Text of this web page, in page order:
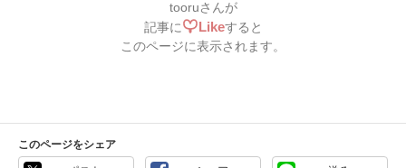
tooruさんが
記事に
Likeすると
このページに表示されます。
このページをシェア